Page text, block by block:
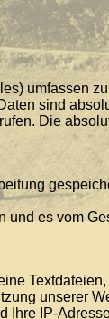
umfassen
sind
Die
und es vom
unserer
Ihre IP-